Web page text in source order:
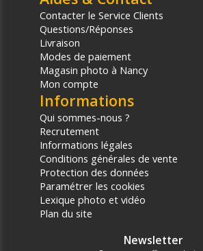
Contacter le Service Clients
Questions/Réponses
Livraison
Modes de paiement
Magasin photo à Nancy
Mon compte
Informations
Qui sommes-nous ?
Recrutement
Informations légales
Conditions générales de vente
Protection des données
Paramétrer les cookies
Lexique photo et vidéo
Plan du site
Newsletter